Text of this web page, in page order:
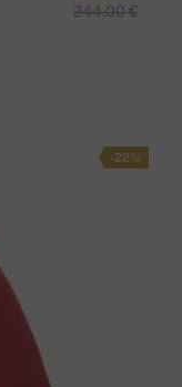
244,00 €
-22%